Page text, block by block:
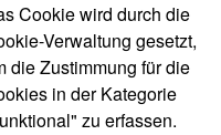
Cookie wird durch die
Verwaltung gesetzt,
die Zustimmung für die
in der Kategorie
zu erfassen.